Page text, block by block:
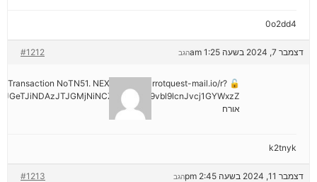
0o2dd4
דצמבר 7, 2024 בשעה 1:25 am #1212 הגב
Transaction NoTN51. NEXT => out.carrotquest-mail.io/r?
אורח
k2tnyk
דצמבר 11, 2024 בשעה 2:45 pm #1213 הגב